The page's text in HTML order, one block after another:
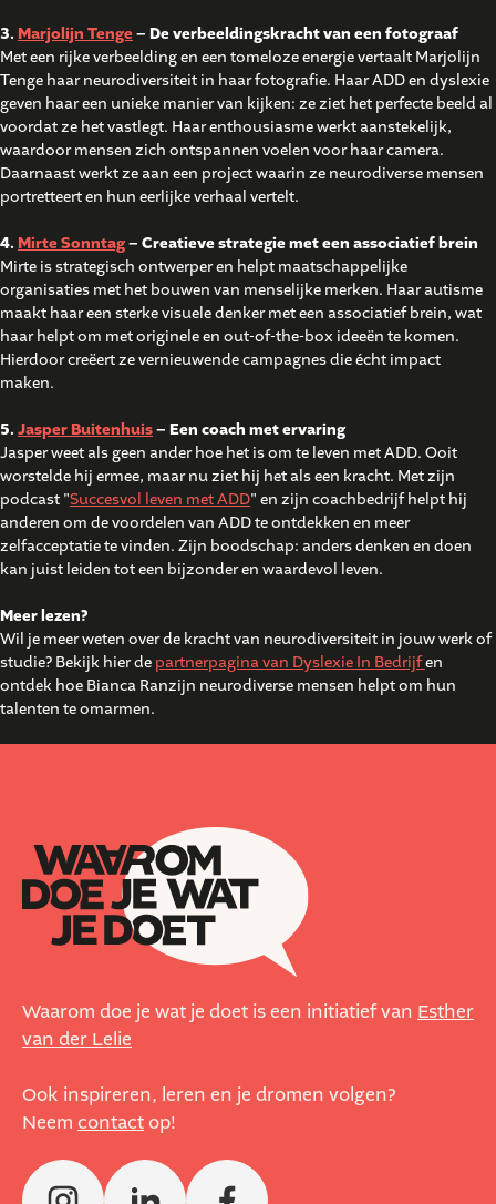
3. Marjolijn Tenge– De verbeeldingskracht van een fotograaf
Met een rijke verbeelding en een tomeloze energie vertaalt Marjolijn
Tenge haar neurodiversiteit in haar fotografie. Haar ADD en dyslexie
geven haar een unieke manier van kijken: ze ziet het perfecte beeld al
voordat ze het vastlegt. Haar enthousiasme werkt aanstekelijk,
waardoor mensen zich ontspannen voelen voor haar camera.
Daarnaast werkt ze aan een project waarin ze neurodiverse mensen
portretteert en hun eerlijke verhaal vertelt.
4. Mirte Sonntag– Creatieve strategie met een associatief brein
Mirte is strategisch ontwerper en helpt maatschappelijke
organisaties met het bouwen van menselijke merken. Haar autisme
maakt haar een sterke visuele denker met een associatief brein, wat
haar helpt om met originele en out-of-the-box ideeën te komen.
Hierdoor creëert ze vernieuwende campagnes die écht impact
maken.
5. Jasper Buitenhuis– Een coach met ervaring
Jasper weet als geen ander hoe het is om te leven met ADD. Ooit
worstelde hij ermee, maar nu ziet hij het als een kracht. Met zijn
podcast "Succesvol leven met ADD" en zijn coachbedrijf helpt hij
anderen om de voordelen van ADD te ontdekken en meer
zelfacceptatie te vinden. Zijn boodschap: anders denken en doen
kan juist leiden tot een bijzonder en waardevol leven.
Meer lezen?
Wil je meer weten over de kracht van neurodiversiteit in jouw werk of
studie? Bekijk hier de partnerpagina van Dyslexie In Bedrijfen
ontdek hoe Bianca Ranzijn neurodiverse mensen helpt om hun
talenten te omarmen.
Waarom doe je wat je doet is een initiatief van Esther
van der Lelie
Ook inspireren, leren en je dromen volgen?
Neem contactop!